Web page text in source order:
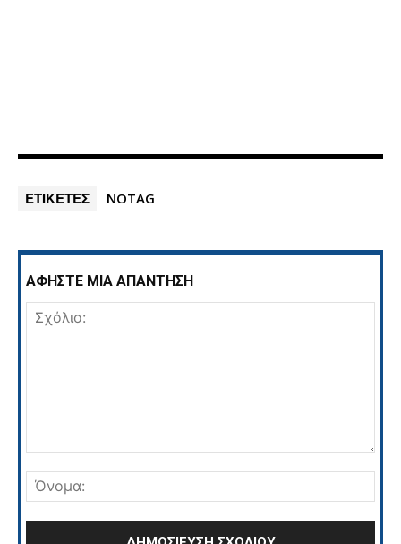
ΕΤΙΚΕΤΕΣ NOTAG
ΑΦΗΣΤΕ ΜΙΑ ΑΠΑΝΤΗΣΗ